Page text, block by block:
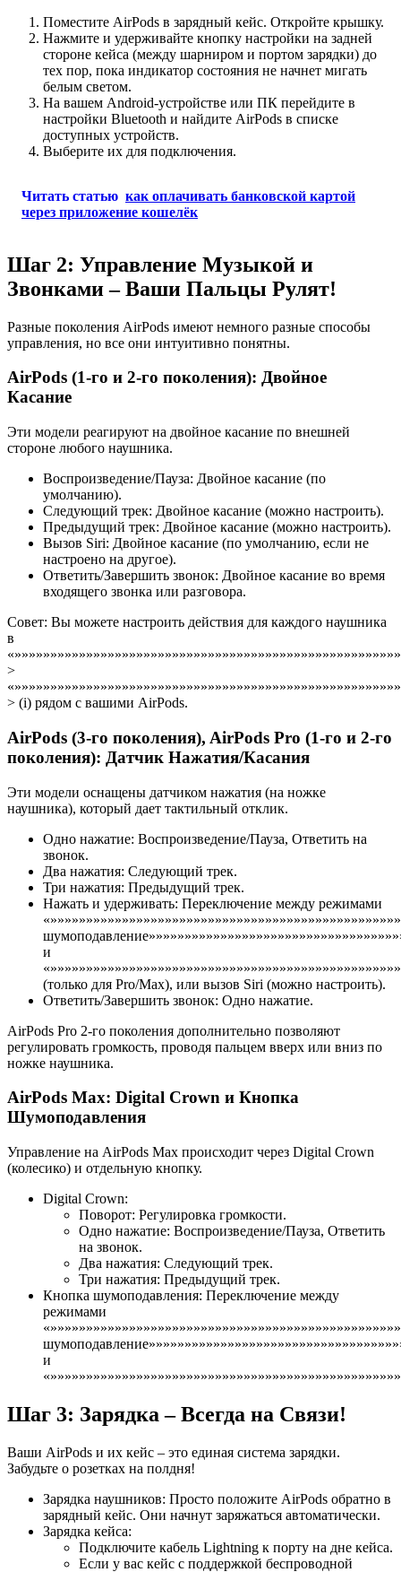
Поместите AirPods в зарядный кейс. Откройте крышку.
Нажмите и удерживайте кнопку настройки на задней
стороне кейса (между шарниром и портом зарядки) до
тех пор, пока индикатор состояния не начнет мигать
белым светом.
На вашем Android-устройстве или ПК перейдите в
настройки Bluetooth и найдите AirPods в списке
доступных устройств.
Выберите их для подключения.
Читать статью как оплачивать банковской картой
через приложение кошелёк
Шаг 2: Управление Музыкой и
Звонками – Ваши Пальцы Рулят!
Разные поколения AirPods имеют немного разные способы
управления, но все они интуитивно понятны.
AirPods (1-го и 2-го поколения): Двойное
Касание
Эти модели реагируют на двойное касание по внешней
стороне любого наушника.
Воспроизведение/Пауза: Двойное касание (по
умолчанию).
Следующий трек: Двойное касание (можно настроить).
Предыдущий трек: Двойное касание (можно настроить).
Вызов Siri: Двойное касание (по умолчанию, если не
настроено на другое).
Ответить/Завершить звонок: Двойное касание во время
входящего звонка или разговора.
Совет: Вы можете настроить действия для каждого наушника
в
>
> (i) рядом с вашими AirPods.
AirPods (3-го поколения), AirPods Pro (1-го и 2-го
поколения): Датчик Нажатия/Касания
Эти модели оснащены датчиком нажатия (на ножке
наушника), который дает тактильный отклик.
Одно нажатие: Воспроизведение/Пауза, Ответить на
звонок.
Два нажатия: Следующий трек.
Три нажатия: Предыдущий трек.
Нажать и удерживать: Переключение между режимами
и
(только для Pro/Max), или вызов Siri (можно настроить).
Ответить/Завершить звонок: Одно нажатие.
AirPods Pro 2-го поколения дополнительно позволяют
регулировать громкость, проводя пальцем вверх или вниз по
ножке наушника.
AirPods Max: Digital Crown и Кнопка
Шумоподавления
Управление на AirPods Max происходит через Digital Crown
(колесико) и отдельную кнопку.
Digital Crown:
Поворот: Регулировка громкости.
Одно нажатие: Воспроизведение/Пауза, Ответить
на звонок.
Два нажатия: Следующий трек.
Три нажатия: Предыдущий трек.
Кнопка шумоподавления: Переключение между
режимами
и
Шаг 3: Зарядка – Всегда на Связи!
Ваши AirPods и их кейс – это единая система зарядки.
Забудьте о розетках на полдня!
Зарядка наушников: Просто положите AirPods обратно в
зарядный кейс. Они начнут заряжаться автоматически.
Зарядка кейса:
Подключите кабель Lightning к порту на дне кейса.
Если у вас кейс с поддержкой беспроводной